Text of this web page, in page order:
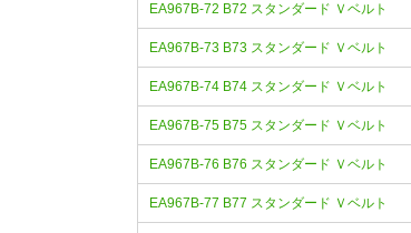
EA967B-72 B72 スタンダード Ｖベルト
EA967B-73 B73 スタンダード Ｖベルト
EA967B-74 B74 スタンダード Ｖベルト
EA967B-75 B75 スタンダード Ｖベルト
EA967B-76 B76 スタンダード Ｖベルト
EA967B-77 B77 スタンダード Ｖベルト